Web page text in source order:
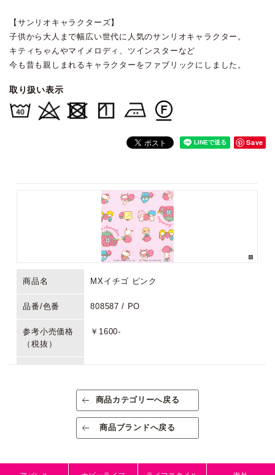
【サンリオキャラクターズ】
子供から大人まで幅広い世代に人気のサンリオキャラクター。
キティちゃんやマイメロディ、ツインスターなど
今も昔も親しまれるキャラクターをファブリックにしました。
取り扱い表示
Save
商品名 MXイチゴ ピンク
品番/色番 808587 / PO
参考小売価格
（税抜）
￥1600-
綿100%
出荷単位:1反
商品カテゴリーへ戻る
商品ブランドへ戻る